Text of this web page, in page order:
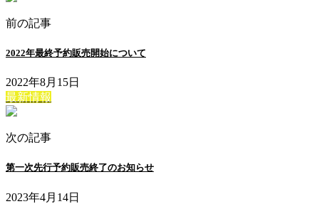
前の記事
2022年最終予約販売開始について
2022年8月15日
最新情報
次の記事
第一次先行予約販売終了のお知らせ
2023年4月14日